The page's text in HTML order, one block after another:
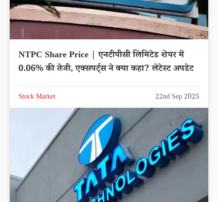
NTPC Share Price | एनटीपीसी लिमिटेड शेयर में
0.06% की तेजी, एक्सपर्ट्स ने क्या कहा? लेटेस्ट अपडेट
Stock Market 22nd Sep 2025